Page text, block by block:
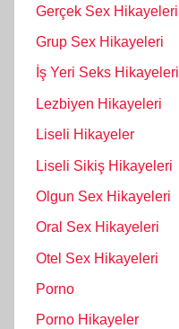
Gerçek Sex Hikayeleri
Grup Sex Hikayeleri
İş Yeri Seks Hikayeleri
Lezbiyen Hikayeleri
Liseli Hikayeler
Liseli Sikiş Hikayeleri
Olgun Sex Hikayeleri
Oral Sex Hikayeleri
Otel Sex Hikayeleri
Porno
Porno Hikayeler